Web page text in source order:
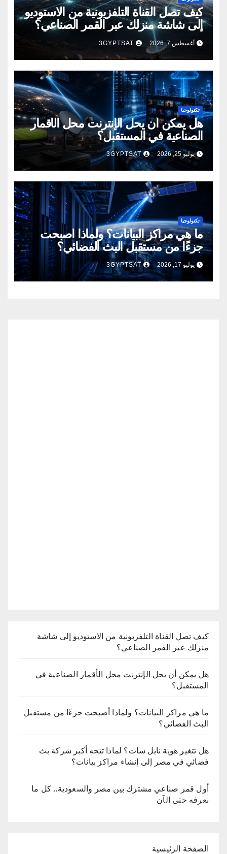
كيف تصل القناة التلفزيونية من الاستوديو
إلى شاشة منزلك عبر القمر الصناعي؟
أغسطس 7, 2026 3GYPTSAT
تكنولوجيا
هل يمكن أن يحل الإنترنت محل الأقمار
الصناعية في المستقبل؟
يوليو 25, 2026 3GYPTSAT
تكنولوجيا
ما هي مراكز البيانات؟ ولماذا أصبحت
جزءًا من مستقبل البث الفضائي؟
يوليو 17, 2026 3GYPTSAT
كيف تصل القناة التلفزيونية من الاستوديو إلى شاشة
منزلك عبر القمر الصناعي؟
هل يمكن أن يحل الإنترنت محل الأقمار الصناعية في
المستقبل؟
ما هي مراكز البيانات؟ ولماذا أصبحت جزءًا من مستقبل
البث الفضائي؟
هل تتغير هوية نايل سات؟ لماذا تتجه أكبر شركة بث
فضائي في مصر إلى إنشاء مراكز بيانات؟
أول قمر صناعي مشترك بين مصر والسعودية.. كل ما
نعرفه حتى الآن
الصفحة الرئيسية